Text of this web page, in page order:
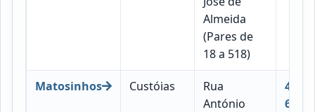
Almeida
(Pares de
18 a 518)
Matosinhos Custóias
Rua
António
4460-
674